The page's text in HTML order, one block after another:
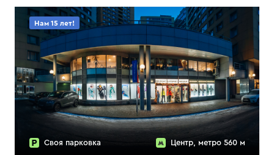
Нам 15 лет!
Своя парковка Центр, метро 560 м